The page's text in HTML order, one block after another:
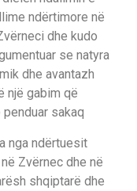
ndërtimore në
dhe kudo
se natyra
dhe avantazh
një gabim që
sakaq
nga ndërtuesit
Zvërnec dhe në
shqiptarë dhe